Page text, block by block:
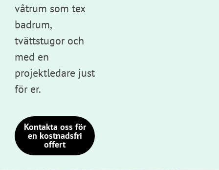
våtrum som tex
badrum,
tvättstugor och
med en
projektledare just
för er.
Kontakta oss för
en kostnadsfri
offert